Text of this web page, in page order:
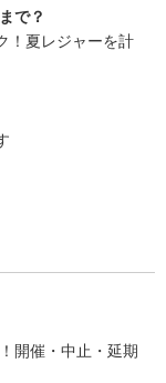
で？
！夏レジャーを計
開催・中止・延期